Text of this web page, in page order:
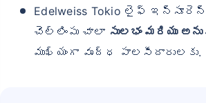
Edelweiss Tokio లైఫ్
చెల్లింపు చాలా సులభం మరియు
ముఖ్యంగా వృద్ధ పాలసీదారులకు.